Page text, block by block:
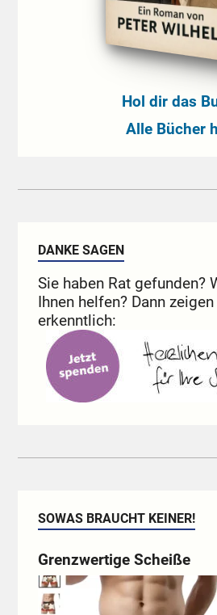
Hol dir das
Alle Bücher
DANKE SAGEN
Sie haben Rat gefunden?
Ihnen helfen? Dann
erkenntlich:
SOWAS BRAUCHT KEINER!
Grenzwertige Scheiße